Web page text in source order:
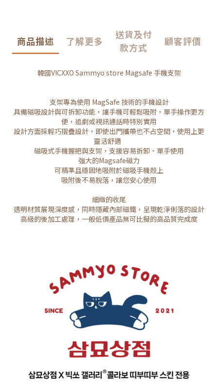
商品描述 了解更多
送貨及付
款方式
顧客評價
韓國VICXXO Sammyo store Magsafe 手機支架
支架專為使用 MagSafe 技術的手機設計
具備磁吸設計與可拆卸功能，讓手機可輕鬆吸附，單手操作更方
便，追劇或視訊通話時特別實用
設計方面採輕巧摺疊設計，即使出門攜帶也不占空間，使用上更
靈活舒適
磁吸式手機握把與支架，支援容易拆卸、單手使用
強大的Magsafe磁力
可精準且穩固地吸附於磁吸手機殼上
吸附後不易脫落，讓您安心使用
細緻的收尾
透明材質展現深度感，同時隱藏內部磁鐵，呈現乾淨俐落的設計
高級的後加工處理，一般低價產品無可比擬的高品質完成度